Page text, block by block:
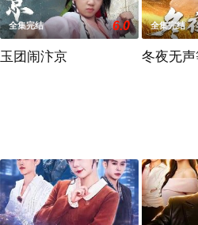
全集完结 6.0
玉团闹汴京
全集完结
冬夜无